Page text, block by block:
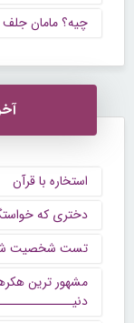
چیه؟ مامان
استخاره با قرآن
دختری که
تست شخصیت
مشهور ترین